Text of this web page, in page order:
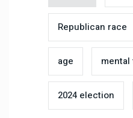
Republican race
age
2024 election